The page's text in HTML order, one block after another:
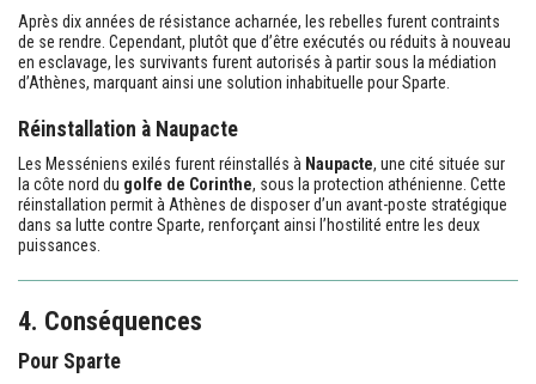
Après dix années de résistance acharnée, les rebelles furent contraints
de se rendre. Cependant, plutôt que d’être exécutés ou réduits à nouveau
en esclavage, les survivants furent autorisés à partir sous la médiation
d’Athènes, marquant ainsi une solution inhabituelle pour Sparte.
Réinstallation à Naupacte
Les Messéniens exilés furent réinstallés à Naupacte, une cité située sur
la côte nord du golfe de Corinthe, sous la protection athénienne. Cette
réinstallation permit à Athènes de disposer d’un avant-poste stratégique
dans sa lutte contre Sparte, renforçant ainsi l’hostilité entre les deux
puissances.
4. Conséquences
Pour Sparte